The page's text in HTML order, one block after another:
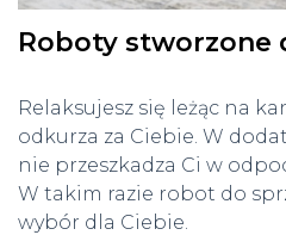
Roboty stworzone
Relaksujesz się leżąc na
odkurza za Ciebie. W
nie przeszkadza Ci w
W takim razie robot do
wybór dla Ciebie.